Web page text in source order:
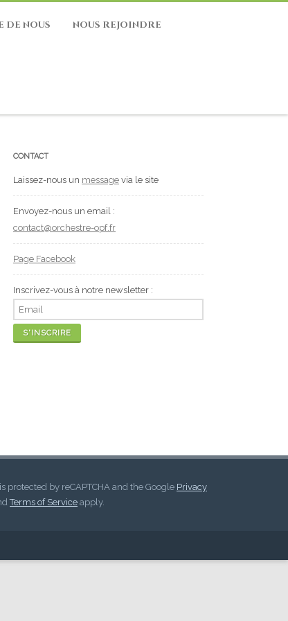
DE NOUS NOUS REJOINDRE
CONTACT
Laissez-nous un message via le site
Envoyez-nous un email :
contact@orchestre-opf.fr
Page Facebook
Inscrivez-vous à notre newsletter :
protected by reCAPTCHA and the Google Privacy
Terms of Service apply.